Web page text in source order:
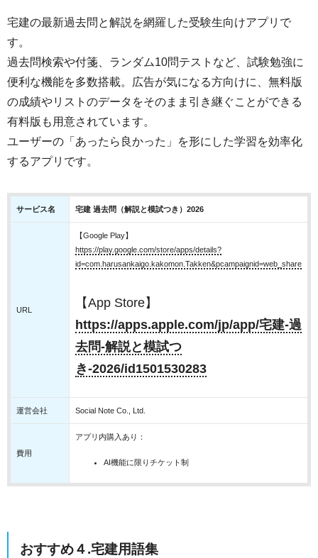
宅建の最新過去問と解説を網羅した受験生向けアプリで
す。
過去問検索や付箋、ランダム10問テストなど、試験勉強に
便利な機能を多数搭載。広告が気になる方向けに、無料版
の成績やリストのデータをそのまま引き継ぐことができる
有料版も用意されています。
ユーザーの「あったら良かった」を形にした学習を効率化
するアプリです。
サービス名 宅建 過去問（解説と模試つき）2026
URL
【Google Play】
https://play.google.com/store/apps/details?
id=com.harusankaigo.kakomon.Takken&pcampaignid=web_share
【App Store】
https://apps.apple.com/jp/app/宅建-過
去問-解説と模試つ
き-2026/id1501530283
運営会社 Social Note Co., Ltd.
費用
アプリ内購入あり：
AI機能に限りチケット制
おすすめ４.宅建用語集